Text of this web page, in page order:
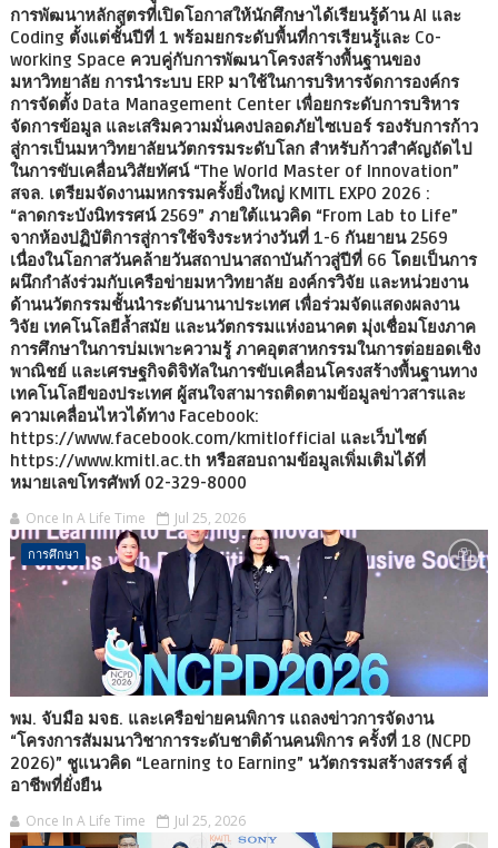
การพัฒนาหลักสูตรที่เปิดโอกาสให้นักศึกษาได้เรียนรู้ด้าน AI และ
Coding ตั้งแต่ชั้นปีที่ 1 พร้อมยกระดับพื้นที่การเรียนรู้และ Co-
working Space ควบคู่กับการพัฒนาโครงสร้างพื้นฐานของ
มหาวิทยาลัย การนำระบบ ERP มาใช้ในการบริหารจัดการองค์กร
การจัดตั้ง Data Management Center เพื่อยกระดับการบริหาร
จัดการข้อมูล และเสริมความมั่นคงปลอดภัยไซเบอร์ รองรับการก้าว
สู่การเป็นมหาวิทยาลัยนวัตกรรมระดับโลก สำหรับก้าวสำคัญถัดไป
ในการขับเคลื่อนวิสัยทัศน์ “The World Master of Innovation”
สจล. เตรียมจัดงานมหกรรมครั้งยิ่งใหญ่ KMITL EXPO 2026 :
“ลาดกระบังนิทรรศน์ 2569” ภายใต้แนวคิด “From Lab to Life”
จากห้องปฏิบัติการสู่การใช้จริงระหว่างวันที่ 1-6 กันยายน 2569
เนื่องในโอกาสวันคล้ายวันสถาปนาสถาบันก้าวสู่ปีที่ 66 โดยเป็นการ
ผนึกกำลังร่วมกับเครือข่ายมหาวิทยาลัย องค์กรวิจัย และหน่วยงาน
ด้านนวัตกรรมชั้นนำระดับนานาประเทศ เพื่อร่วมจัดแสดงผลงาน
วิจัย เทคโนโลยีล้ำสมัย และนวัตกรรมแห่งอนาคต มุ่งเชื่อมโยงภาค
การศึกษาในการบ่มเพาะความรู้ ภาคอุตสาหกรรมในการต่อยอดเชิง
พาณิชย์ และเศรษฐกิจดิจิทัลในการขับเคลื่อนโครงสร้างพื้นฐานทาง
เทคโนโลยีของประเทศ ผู้สนใจสามารถติดตามข้อมูลข่าวสารและ
ความเคลื่อนไหวได้ทาง Facebook:
https://www.facebook.com/kmitlofficial และเว็บไซต์
https://www.kmitl.ac.th หรือสอบถามข้อมูลเพิ่มเติมได้ที่
หมายเลขโทรศัพท์ 02-329-8000
Once In A Life Time Jul 25, 2026
การศึกษา
พม. จับมือ มจธ. และเครือข่ายคนพิการ แถลงข่าวการจัดงาน
“โครงการสัมมนาวิชาการระดับชาติด้านคนพิการ ครั้งที่ 18 (NCPD
2026)” ชูแนวคิด “Learning to Earning” นวัตกรรมสร้างสรรค์ สู่
อาชีพที่ยั่งยืน
Once In A Life Time Jul 25, 2026